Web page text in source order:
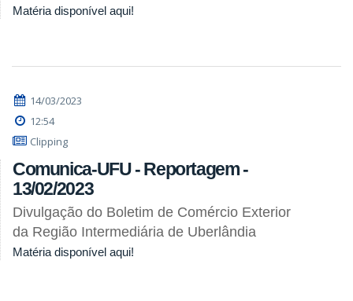
Matéria disponível aqui!
14/03/2023
12:54
Clipping
Comunica-UFU - Reportagem -
13/02/2023
Divulgação do Boletim de Comércio Exterior
da Região Intermediária de Uberlândia
Matéria disponível aqui!